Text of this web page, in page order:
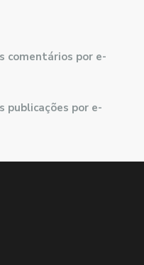
comentários por e-
publicações por e-